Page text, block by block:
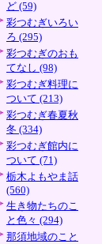
ど (59)
彩つむぎいろい
ろ (295)
彩つむぎのおも
てなし (98)
彩つむぎ料理に
ついて (213)
彩つむぎ春夏秋
冬 (334)
彩つむぎ館内に
ついて (71)
栃木よもやま話
(560)
生き物たちのこ
と色々 (294)
那須地域のこと